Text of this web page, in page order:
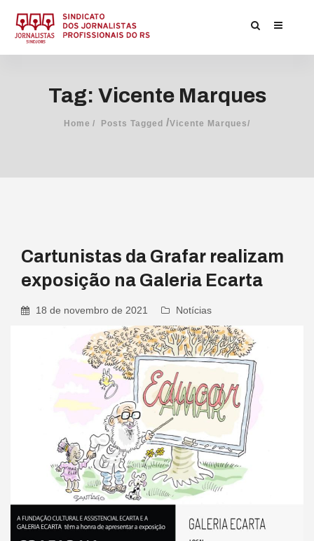
Tag: Vicente Marques
Home Posts Tagged /Vicente Marques/
Cartunistas da Grafar realizam
exposição na Galeria Ecarta
18 de novembro de 2021 Notícias